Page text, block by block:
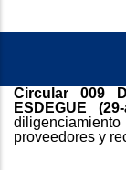
Circular 009
ESDEGUE
proveedores y